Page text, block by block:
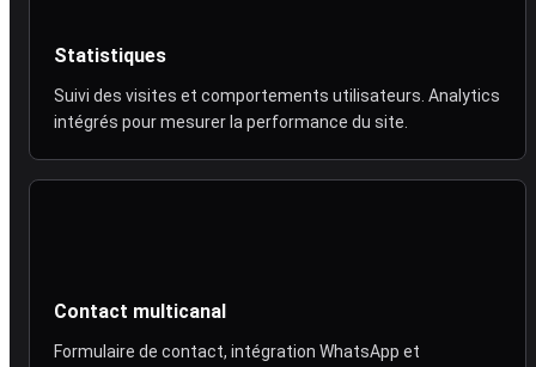
Statistiques
Suivi des visites et comportements utilisateurs. Analytics
intégrés pour mesurer la performance du site.
Contact multicanal
Formulaire de contact, intégration WhatsApp et